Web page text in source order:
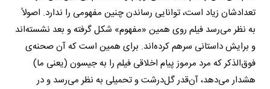
تعدادشان زیاد است، توانایی رساندن چنین مفهومی را ندارد. اصولاً
به نظر می‌رسد فیلم روی همین «مفهوم» شکل گرفته و بعد نشسته‌اند
و برایش داستانی سرهم کرده‌اند. برای همین است که آن صحنه‌ی‌
فوق‌الذکر که مرد مرموز پیام اخلاقی فیلم را به جیسون (یعنی ما)
هشدار می‌دهد، آن‌قدر گل‌درشت و تحمیلی به نظر می‌رسد و در